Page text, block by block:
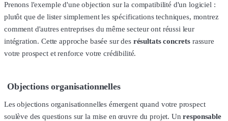
Prenons l'exemple d'une objection sur la compatibilité d'un logiciel :
plutôt que de lister simplement les spécifications techniques, montrez
comment d'autres entreprises du même secteur ont réussi leur
intégration. Cette approche basée sur des résultats concrets rassure
votre prospect et renforce votre crédibilité.
Objections organisationnelles
Les objections organisationnelles émergent quand votre prospect
soulève des questions sur la mise en œuvre du projet. Unresponsable